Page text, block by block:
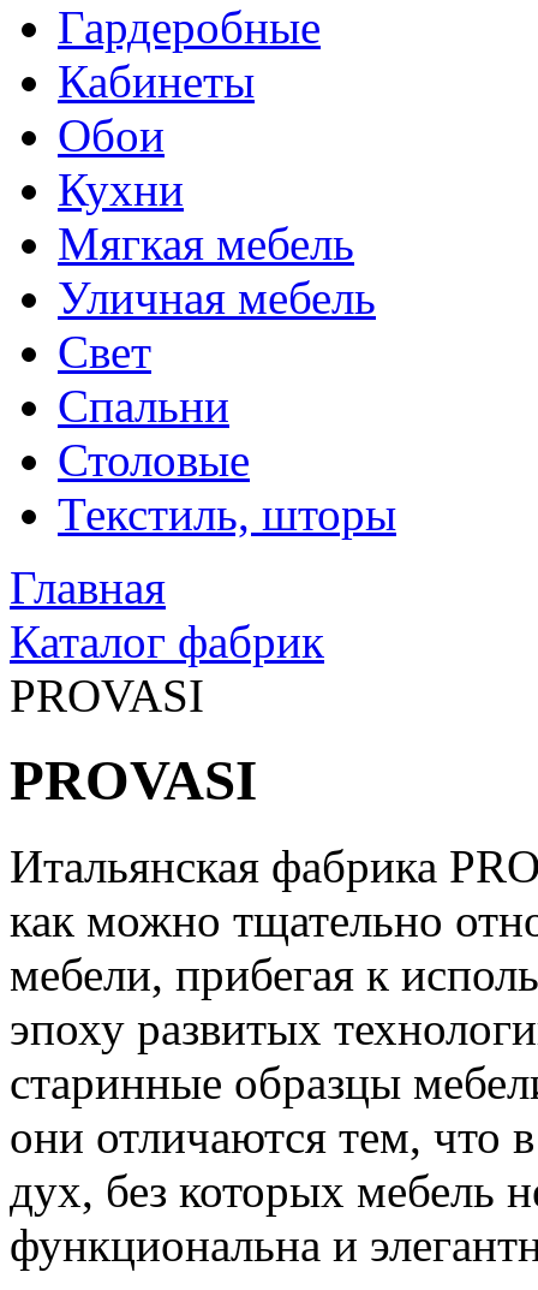
Гардеробные
Кабинеты
Обои
Кухни
Мягкая мебель
Уличная мебель
Свет
Спальни
Столовые
Текстиль, шторы
Главная
Каталог фабрик
PROVASI
PROVASI
Итальянская фабрика
как можно тщательно
мебели, прибегая к
эпоху развитых
старинные образцы
они отличаются тем, что
дух, без которых мебель
функциональна и